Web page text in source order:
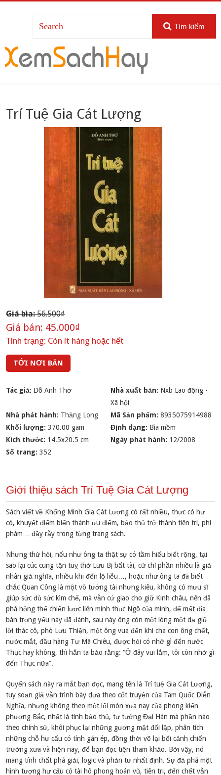
Tìm kiếm
Trí Tuệ Gia Cát Lượng
Giá bìa:56.500₫
Giá bán: 45.000₫
Tình trạng: Còn ít hàng hoặc hết
TỚI NƠI BÁN
Tác giả:Đỗ Anh Thơ Nhà xuất bản: Nxb Lao động -
Xã hội
Nhà phát hành: Thăng Long Mã Sản phẩm: 8935075914988
Khối lượng:370.00 gam Định dạng: Bìa mềm
Kích thước: 14.5x20.5 cm Ngày phát hành: 12/2008
Số trang:352
Giới thiệu sách Trí Tuệ Gia Cát Lượng
Sách viết về Khổng Minh Gia Cát Lượng có rất nhiều, thực có hư
có, khuyết điểm biến thành ưu điểm, bảo thủ trở thành tiên tri, phi
phàm… đầy rẫy trong từng trang sách.
Nhưng thử hỏi, nếu như ông ta thật sự có tầm hiểu biết rộng, tại
sao lại cúc cung tận tuỵ thờ Lưu Bị bất tài, cử chỉ phần nhiều là giả
nhân giả nghĩa, nhiều khi đến lộ liễu…, hoặc như ông ta đã biết
chắc Quan Công là một võ tướng tài nhưng kiêu, không có mưu sĩ
giúp sức đủ sức kìm chế, mà vẫn cứ giao cho giữ Kinh châu, nên đã
phá hỏng thế chiến lược liên minh thục Ngô của mình, để mất địa
bàn trọng yếu này đã đành, sau này ông còn một lòng một dạ giữ
lời thác cô, phò Lưu Thiện, một ông vua đến khi cha con ông chết,
nước mắt, đầu hàng Tư Mã Chiêu, được hỏi có nhớ gì đến nước
Thục hay không, thì hắn ta bảo rằng: “Ở đây vui lắm, tôi còn nhớ gì
đến Thục nữa”.
Quyển sách này ra mắt bạn đọc, mang tên là Trí tuệ Gia Cát Lượng,
tuy soạn giả vẫn trình bày dựa theo cốt truyện của Tam Quốc Diễn
Nghĩa, nhưng không theo một lối mòn xưa nay của phong kiến
phương Bắc, nhất là tính bảo thủ, tư tưởng Đại Hán mà phần nào
theo chính sử, khôi phục lại những gương mặt đối lập, phân tích
những chỗ hư cấu có tính gán ép, đồng thời vẽ lại bối cảnh chiến
trường xưa và hiện nay, để bạn đọc tiện tham khảo. Bởi vậy, nó
mang tính chất phá giải, logic và phản tư nhất định. Sự đả phá một
hình tượng hư cấu có tài hô phong hoán vũ, tiên tri, đến chết vẫn